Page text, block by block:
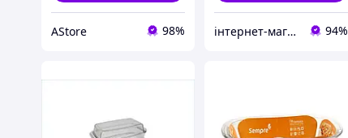
AStore 98% інтернет-магазин "Світ посуду" 94%